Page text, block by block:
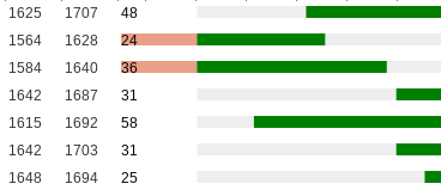
1625 1707
48
1564 1628
24
1584 1640
36
1642 1687
31
1615 1692
58
1642 1703
31
1648 1694
25